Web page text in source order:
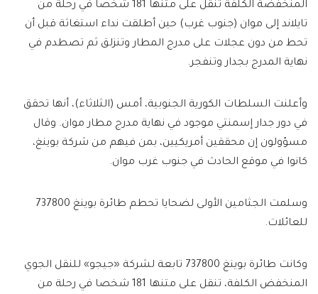
المنخفضة الكلفة تنقل على متنها 181 شخصا في رحلة من
تايلاند إلى موان (جنوب غرب) حين أطلقت نداء استغاثة قبل أن
تحط من دون عجلات على مدرج المطار وتنزلق ثم تصطدم في
نهاية المدرج بجدار وتنفجر.
وأعلنت السلطات الكورية الجنوبية، أمس (الثلاثاء)، أنها تحقق
في دور جدار إسمنتي موجود في نهاية مدرج مطار موان. وقال
مسؤولون إن محققين أمريكيين، بمن فيهم من شركة بوينغ،
كانوا في موقع الحادث في جنوب غرب موان.
وسلمت الجثامين الأولى لضحايا تحطم طائرة بوينغ 737800
للعائلات.
وكانت طائرة بوينغ 737800 تابعة لشركة «جيجو» للنقل الجوي
المنخفض الكلفة، تنقل على متنها 181 شخصا في رحلة من